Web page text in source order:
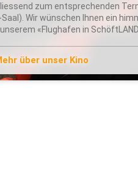
zum entsprechenden
Wir wünschen Ihnen ein
«Flughafen in
über unser Kino